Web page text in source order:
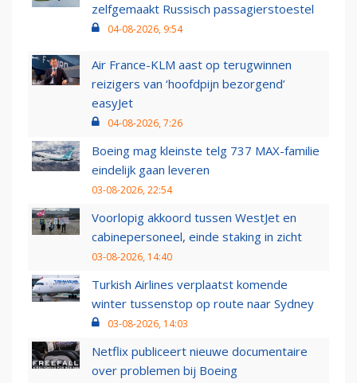
zelfgemaakt Russisch passagierstoestel
04-08-2026, 9:54
Air France-KLM aast op terugwinnen
reizigers van ‘hoofdpijn bezorgend’
easyJet
04-08-2026, 7:26
Boeing mag kleinste telg 737 MAX-familie
eindelijk gaan leveren
03-08-2026, 22:54
Voorlopig akkoord tussen WestJet en
cabinepersoneel, einde staking in zicht
03-08-2026, 14:40
Turkish Airlines verplaatst komende
winter tussenstop op route naar Sydney
03-08-2026, 14:03
Netflix publiceert nieuwe documentaire
over problemen bij Boeing